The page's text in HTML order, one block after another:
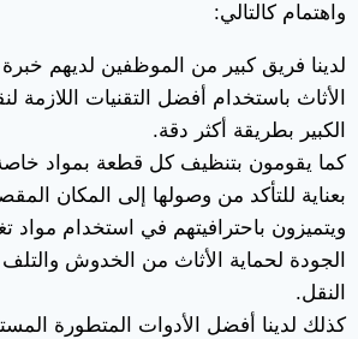
واهتمام كالتالي:
لدينا فريق كبير من الموظفين لديهم
الأثاث باستخدام أفضل التقنيات اللازمة
الكبير بطريقة أكثر دقة.
كما يقومون بتنظيف كل قطعة بمواد خاصة
بعناية للتأكد من وصولها إلى المكان
ويتميزون باحترافيتهم في استخدام مواد
الجودة لحماية الأثاث من الخدوش والتلف
النقل.
كذلك لدينا أفضل الأدوات المتطورة